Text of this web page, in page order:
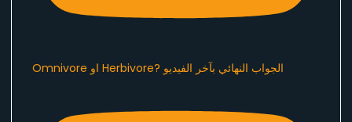
Omnivore او Herbivore? الجواب النهائي بآخر الفيديو